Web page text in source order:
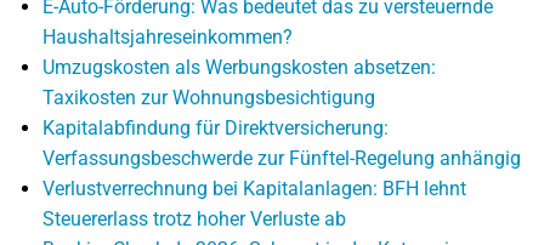
E-Auto-Förderung: Was bedeutet das zu versteuernde
Haushaltsjahreseinkommen?
Umzugskosten als Werbungskosten absetzen:
Taxikosten zur Wohnungsbesichtigung
Kapitalabfindung für Direktversicherung:
Verfassungsbeschwerde zur Fünftel-Regelung anhängig
Verlustverrechnung bei Kapitalanlagen: BFH lehnt
Steuererlass trotz hoher Verluste ab